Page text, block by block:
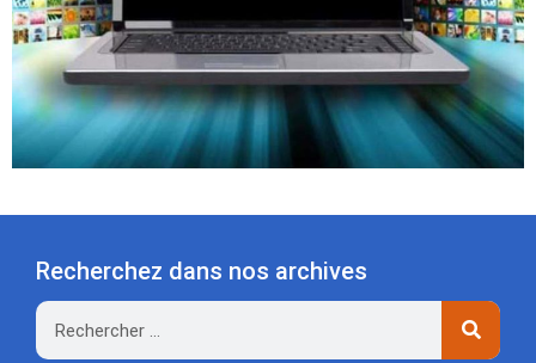
Recherchez dans nos archives
Rechercher